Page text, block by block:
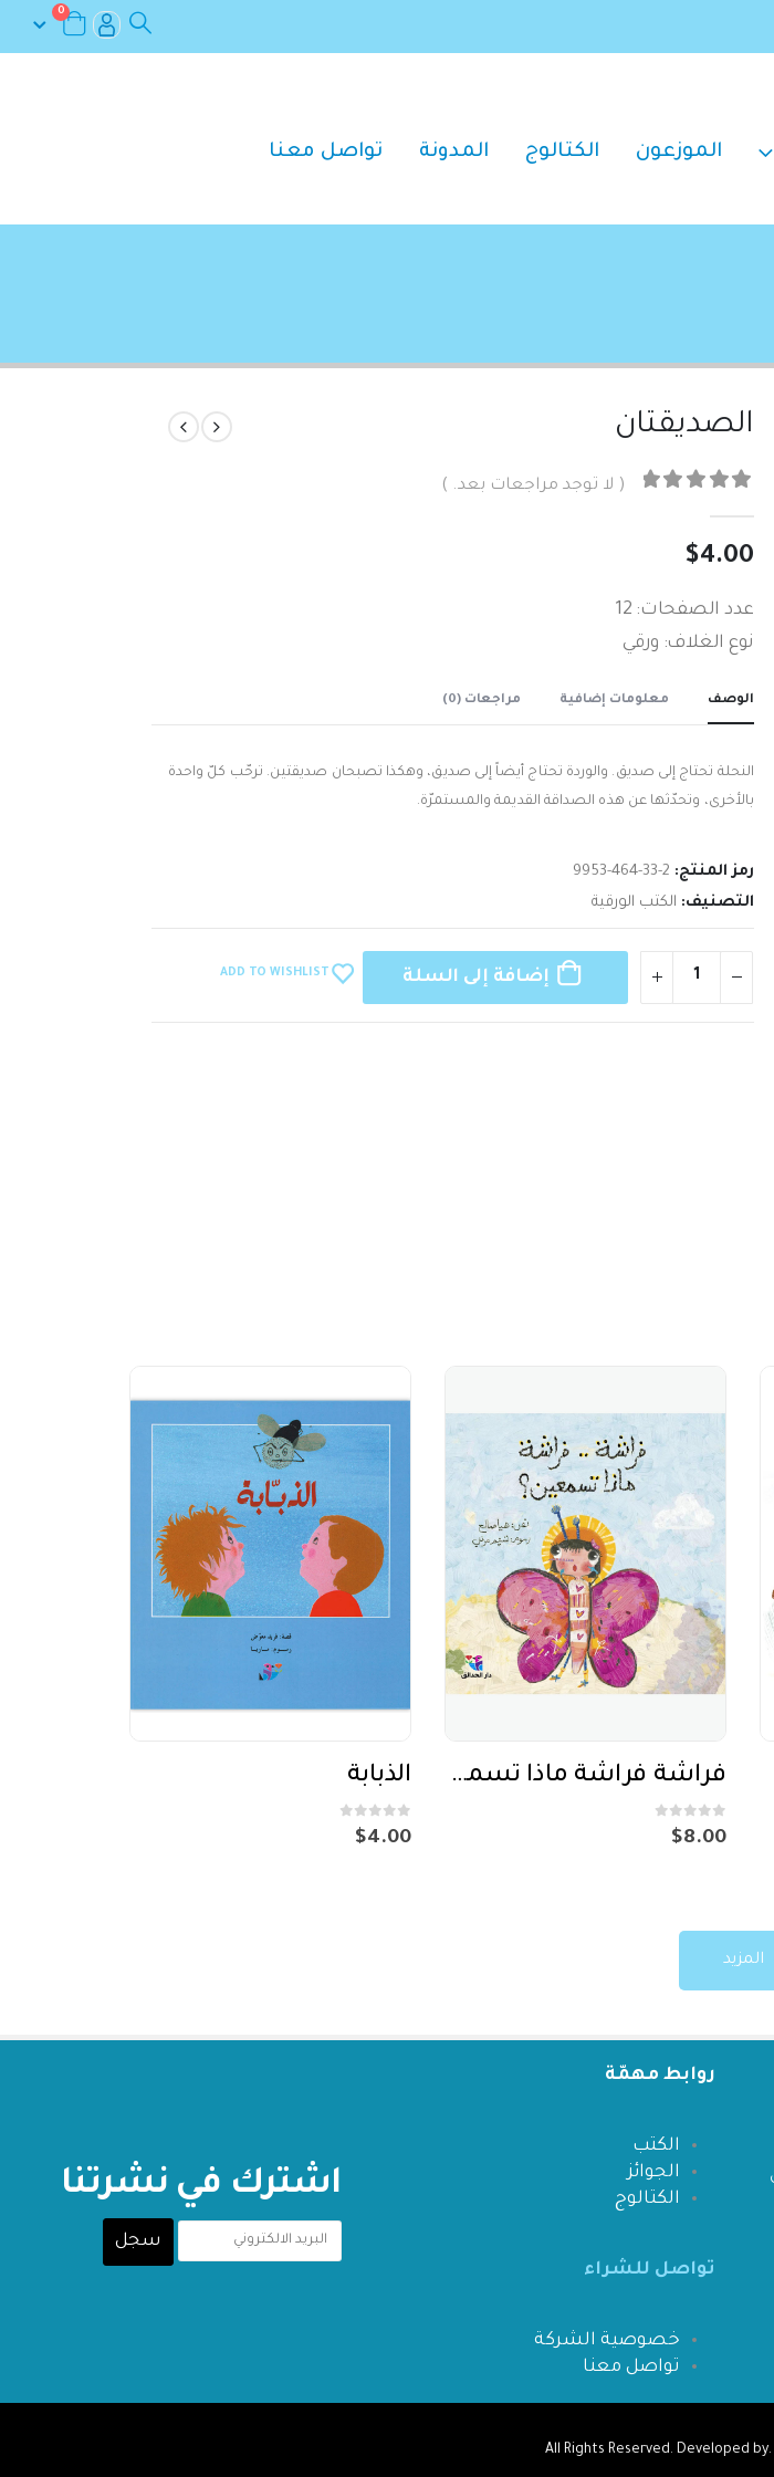
0
الموزعون الكتالوج المدونة تواصل معنا
الصديقتان
( لا توجد مراجعات بعد. )
$4.00
عدد الصفحات: 12
نوع الغلاف: ورقي
الوصف معلومات إضافية مراجعات (0)
النحلة تحتاج إلى صديق‮. ‬والوردة تحتاج أيضاً‮ ‬إلى صديق،‮ ‬وهكذا تصبحان صديقتين‮. ‬ترحّب كلّ‮ ‬واحدة
بالأخرى‮، وتحدّثها عن هذه الصداقة القديمة والمستمرّة.
رمز المنتج: 9953-464-33-2
التصنيف: الكتب الورقية
إضافة إلى السلة ADD TO WISHLIST
فراشة فراشة ماذا تسمعين؟
0
out of 5
$8.00
الذبابة
0
out of 5
$4.00
المزيد
روابط مهمّة
الكتب
الجوائز
الكتالوج
تواصل للشراء
خصوصية الشركة
تواصل معنا
اشترك في نشرتنا